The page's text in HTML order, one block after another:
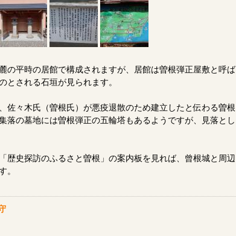
の平時の居館で構成されますが、居館は曽根弾正屋敷と呼ば
とされる石垣が見られます。
佐々木氏（曽根氏）が悪疫退散のため建立したと伝わる曽根
落の墓地には曽根弾正の五輪塔もあるようですが、見落とし
歴史探訪のふるさと曽根」の案内板を見れば、曾根城と周辺
。